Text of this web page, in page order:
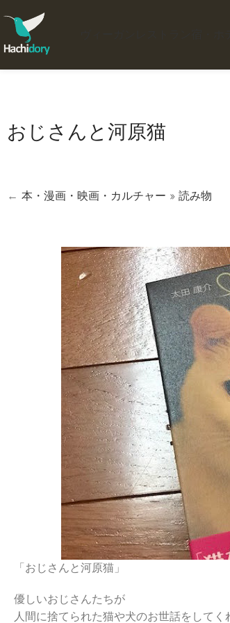
おじさんと河原猫
← 本・漫画・映画・カルチャー » 読み物
「おじさんと河原猫」
優しいおじさんたちが
人間に捨てられた猫や犬のお世話をしてく